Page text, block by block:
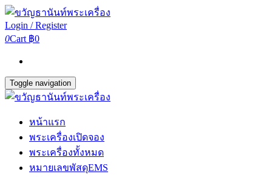
Login / Register
0Cart ฿0
Toggle navigation
หน้าแรก
พระเครื่องเปิดจอง
พระเครื่องทั้งหมด
หมายเลขพัสดุEMS